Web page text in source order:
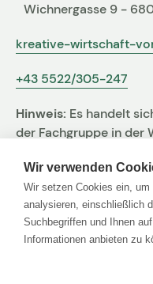
Wichnergasse 9 -
kreative-wirtschaft-
+43 5522/305-247
Hinweis: Es handelt
der Fachgruppe in der
Links
Wir verwenden
Wir setzen Cookies ein,
analysieren, einschließlich
Suchbegriffen und Ihnen
Informationen anbieten zu